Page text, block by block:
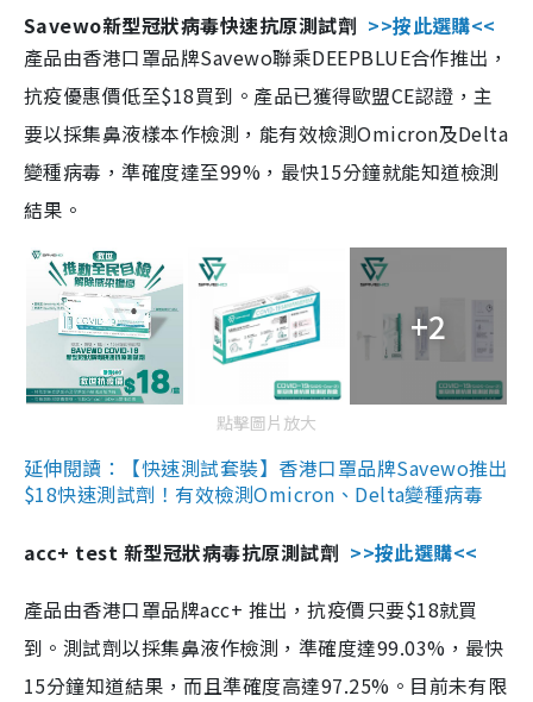
Savewo新型冠狀病毒快速抗原測試劑 >>按此選購<<
產品由香港口罩品牌Savewo聯乘DEEPBLUE合作推出，
抗疫優惠價低至$18買到。產品已獲得歐盟CE認證，主
要以採集鼻液樣本作檢測，能有效檢測Omicron及Delta
變種病毒，準確度達至99%，最快15分鐘就能知道檢測
結果。
+2
點擊圖片放大
延伸閱讀：【快速測試套裝】香港口罩品牌Savewo推出
$18快速測試劑！有效檢測Omicron、Delta變種病毒
acc+ test 新型冠狀病毒抗原測試劑 >>按此選購<<
產品由香港口罩品牌acc+ 推出，抗疫價只要$18就買
到。測試劑以採集鼻液作檢測，準確度達99.03%，最快
15分鐘知道結果，而且準確度高達97.25%。目前未有限